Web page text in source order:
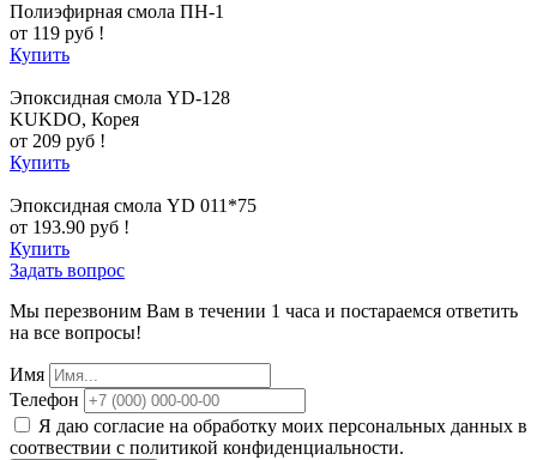
Полиэфирная смола ПН-1
от 119 руб !
Купить
Эпоксидная смола YD-128
KUKDO, Корея
от 209 руб !
Купить
Эпоксидная смола YD 011*75
от 193.90 руб !
Купить
Задать вопрос
Мы перезвоним Вам в течении 1 часа и постараемся ответить
на все вопросы!
Имя
Телефон
Я даю согласие на обработку моих персональных данных в
соотвествии с политикой конфиденциальности.